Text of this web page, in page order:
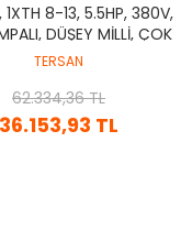
1XTH 8-13, 5.5HP, 380V,
DÜŞEY MİLLİ, ÇOK
HİDROFOR
TERSAN
36.153,93 TL
62.334,36 TL